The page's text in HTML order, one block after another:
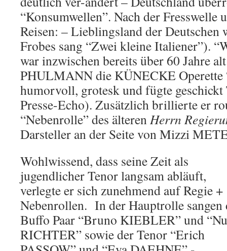
“Konsumwellen”. Nach der Fresswelle
Reisen: – Lieblingsland der Deutschen
Frobes sang “Zwei kleine Italiener”).
war inzwischen bereits über 60 Jahre
PHULMANN die KÜNECKE Operette
humorvoll, grotesk und fügte geschickt
Presse-Echo). Zusätzlich brillierte er
“Nebenrolle” des älterenHerrn
Darsteller an der Seite von Mizzi
Wohlwissend, dass seine Zeit als
jugendlicher Tenor langsam abläuft,
verlegte er sich zunehmend auf Regie +
Nebenrollen. In der Hauptrolle sangen
Buffo Paar “Bruno KIEBLER” und
RICHTER” sowie der Tenor “Erich